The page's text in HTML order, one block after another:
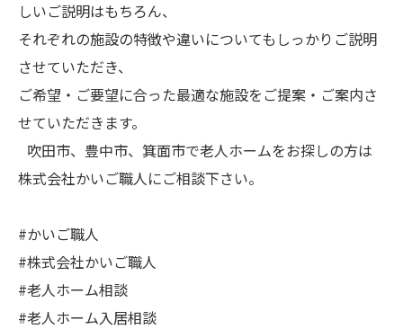
しいご説明はもちろん、
それぞれの施設の特徴や違いについてもしっかりご説明
させていただき、
ご希望・ご要望に合った最適な施設をご提案・ご案内さ
せていただきます。
吹田市、豊中市、箕面市で老人ホームをお探しの方は
株式会社かいご職人にご相談下さい。
#かいご職人
#株式会社かいご職人
#老人ホーム相談
#老人ホーム入居相談